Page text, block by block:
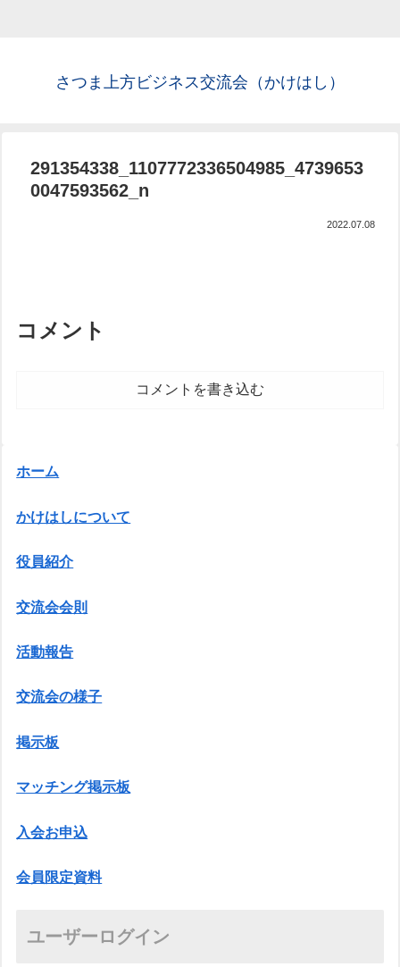
さつま上方ビジネス交流会（かけはし）
291354338_1107772336504985_4739653
0047593562_n
2022.07.08
コメント
コメントを書き込む
ホーム
かけはしについて
役員紹介
交流会会則
活動報告
交流会の様子
掲示板
マッチング掲示板
入会お申込
会員限定資料
ユーザーログイン